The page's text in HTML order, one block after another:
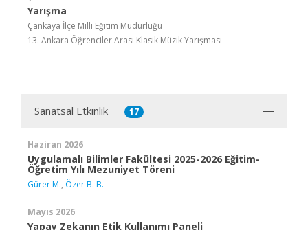
Yarışma
Çankaya İlçe Milli Eğitim Müdürlüğü
13. Ankara Öğrenciler Arası Klasik Müzik Yarışması
Sanatsal Etkinlik 17
Haziran 2026
Uygulamalı Bilimler Fakültesi 2025-2026 Eğitim-
Öğretim Yılı Mezuniyet Töreni
Gürer M., Özer B. B.
Mayıs 2026
Yapay Zekanın Etik Kullanımı Paneli